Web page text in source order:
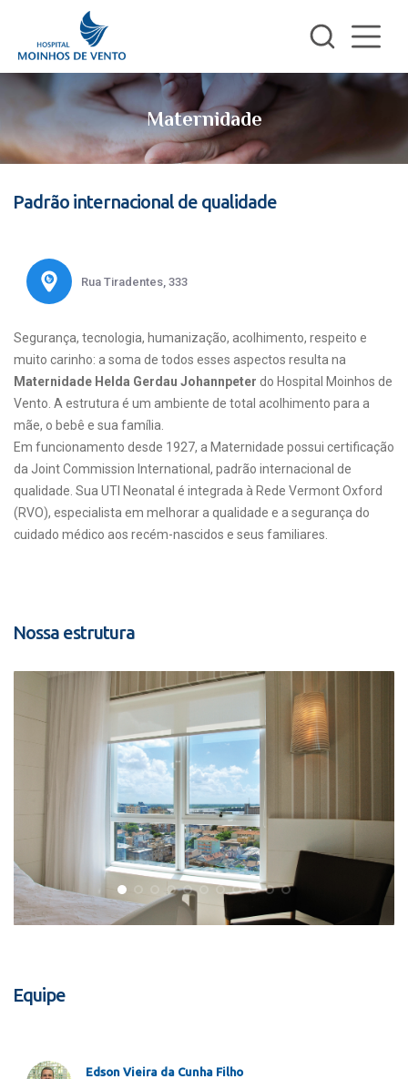
Maternidade
Padrão internacional de qualidade
Rua Tiradentes, 333
Segurança, tecnologia, humanização, acolhimento, respeito e
muito carinho: a soma de todos esses aspectos resulta na
Maternidade Helda Gerdau Johannpeter do Hospital Moinhos de
Vento. A estrutura é um ambiente de total acolhimento para a
mãe, o bebê e sua família.
Em funcionamento desde 1927, a Maternidade possui certificação
da Joint Commission International, padrão internacional de
qualidade. Sua UTI Neonatal é integrada à Rede Vermont Oxford
(RVO), especialista em melhorar a qualidade e a segurança do
cuidado médico aos recém-nascidos e seus familiares.
Nossa estrutura
Equipe
Edson Vieira da Cunha Filho